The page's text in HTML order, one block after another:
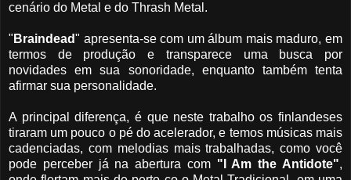
cenário do Metal e do Thrash Metal.
" Braindead" apresenta-se com um álbum mais maduro, em
termos de produção e transparece uma busca por
novidades em sua sonoridade, enquanto também tenta
afirmar sua personalidade.
A principal diferença, é que neste trabalho os finlandeses
tiraram um pouco o pé do acelerador, e temos músicas mais
cadenciadas, com melodias mais trabalhadas, como você
pode perceber já na abertura com "I Am the Antidote",